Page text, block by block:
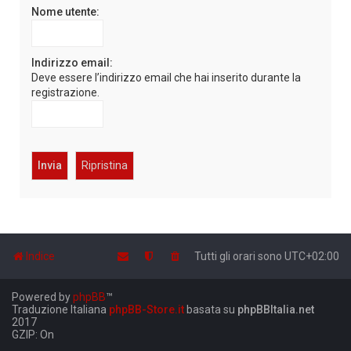
Nome utente:
Indirizzo email:
Deve essere l’indirizzo email che hai inserito durante la
registrazione.
Indice Tutti gli orari sono UTC+02:00
Powered byphpBB™
Traduzione Italiana phpBB-Store.it basata su phpBBItalia.net
2017
GZIP: On